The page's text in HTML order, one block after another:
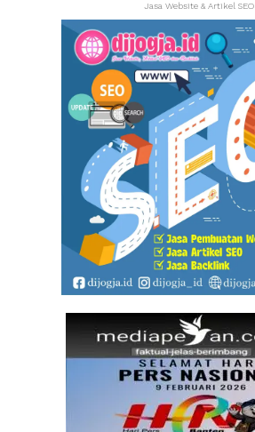
Jasa Website & Artikel SEO